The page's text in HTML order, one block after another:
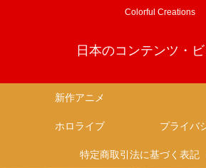
Colorful Creations
日本のコンテンツ・
新作アニメ
ホロライブ